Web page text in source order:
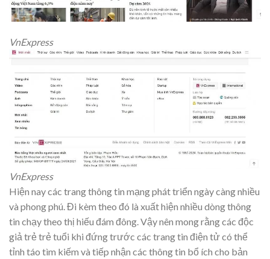
VnExpress
VnExpress
Hiện nay các trang thông tin mạng phát triển ngày càng nhiều
và phong phú. Đi kèm theo đó là xuất hiện nhiều dòng thông
tin chạy theo thị hiếu đám đông. Vậy nên mong rằng các độc
giả trẻ trẻ tuổi khi đứng trước các trang tin điện tử có thể
tỉnh táo tìm kiếm và tiếp nhận các thông tin bổ ích cho bản